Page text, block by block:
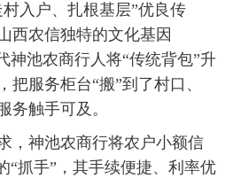
入户、扎根基层”优良传
西农信独特的文化基因
池农商行人将“传统背包”升
服务柜台“搬”到了村口、
务触手可及。
神池农商行将农户小额信
“抓手”，其手续便捷、利率优